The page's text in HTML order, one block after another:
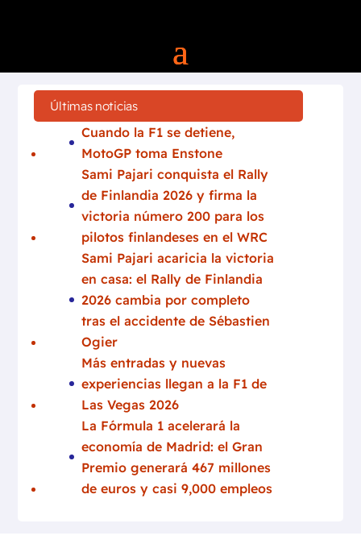
Últimas noticias
Cuando la F1 se detiene,
MotoGP toma Enstone
Sami Pajari conquista el Rally
de Finlandia 2026 y firma la
victoria número 200 para los
pilotos finlandeses en el WRC
Sami Pajari acaricia la victoria
en casa: el Rally de Finlandia
2026 cambia por completo
tras el accidente de Sébastien
Ogier
Más entradas y nuevas
experiencias llegan a la F1 de
Las Vegas 2026
La Fórmula 1 acelerará la
economía de Madrid: el Gran
Premio generará 467 millones
de euros y casi 9,000 empleos